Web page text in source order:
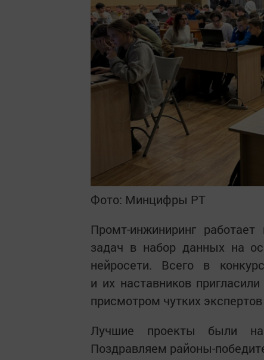
Фото: Минцифры РТ
Промт-инжиниринг
задач в набор данных на
нейросети. Всего в
и их наставников
присмотром чутких
Лучшие проекты были
Поздравляем районы-